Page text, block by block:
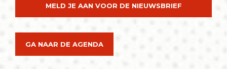
MELD JE AAN VOOR DE NIEUWSBRIEF
GA NAAR DE AGENDA